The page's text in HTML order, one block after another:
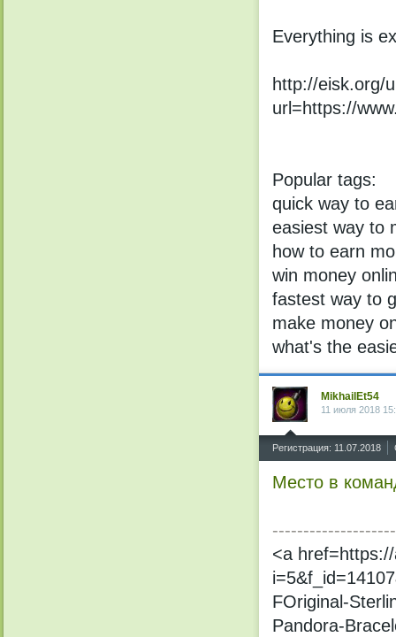
Еverуthing is
http://eisk.org/
url=https://
Popular tags:
quick way to
easiest way to
how to earn
win money
fastest way to
make money
what's the
MikhailEt54
11 июля 2018
Регистрация: 11.07.2018
Место в
--------------------
<a
FOriginal-
Pandora-